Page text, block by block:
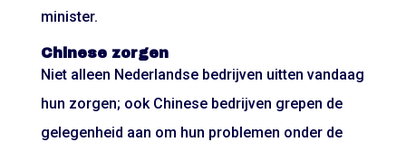
minister.
Chinese zorgen
Niet alleen Nederlandse bedrijven uitten vandaag
hun zorgen; ook Chinese bedrijven grepen de
gelegenheid aan om hun problemen onder de